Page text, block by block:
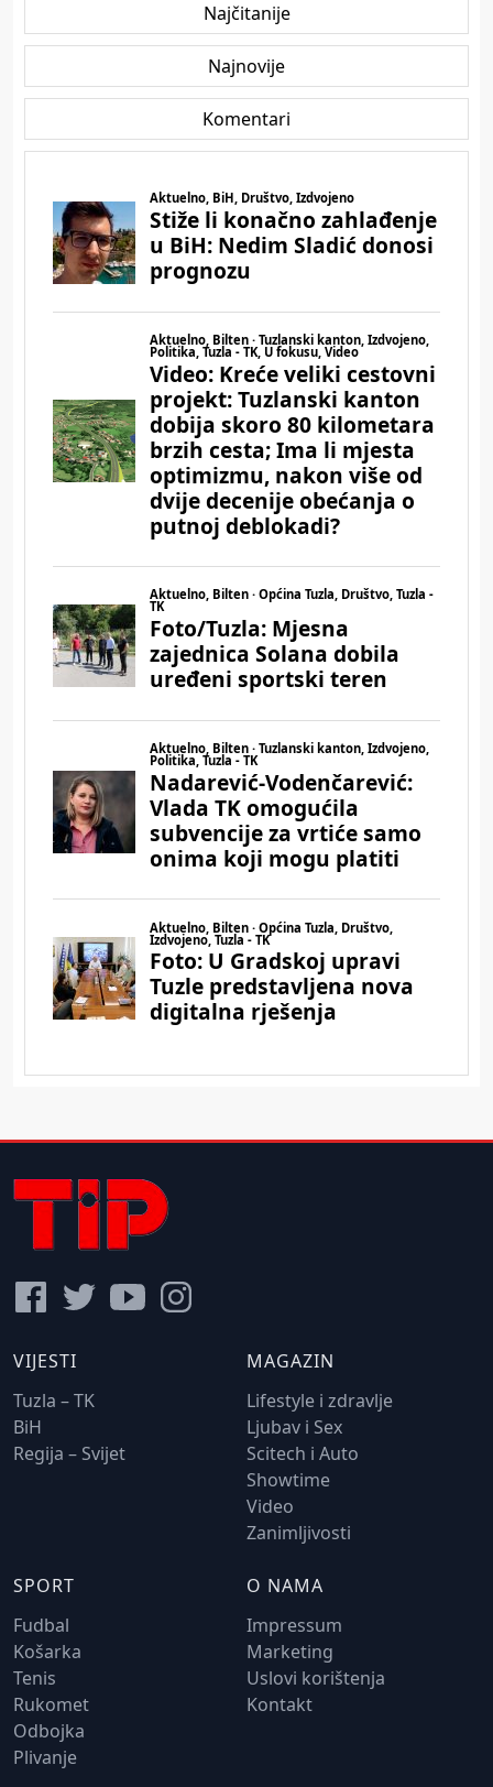
Najčitanije
Najnovije
Komentari
VIJESTI
Tuzla – TK
BiH
Regija – Svijet
MAGAZIN
Lifestyle i zdravlje
Ljubav i Sex
Scitech i Auto
Showtime
Video
Zanimljivosti
SPORT
Fudbal
Košarka
Tenis
Rukomet
Odbojka
Plivanje
O NAMA
Impressum
Marketing
Uslovi korištenja
Kontakt